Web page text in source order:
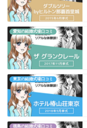
愛知の結婚式場口コミ
東京の結婚式場口コミ
徳島の結婚式場口コミ